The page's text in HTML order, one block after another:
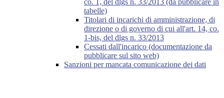
co. 1, del dlgs n. 33/2013 (da pubblicare in
tabelle)
Titolari di incarichi di amministrazione, di
direzione o di governo di cui all'art. 14, co.
1-bis, del dlgs n. 33/2013
Cessati dall'incarico (documentazione da
pubblicare sul sito web)
Sanzioni per mancata comunicazione dei dati